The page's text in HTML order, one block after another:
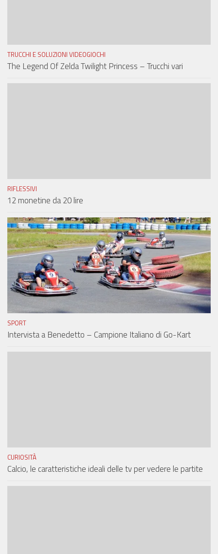
TRUCCHI E SOLUZIONI VIDEOGIOCHI
The Legend Of Zelda Twilight Princess – Trucchi vari
RIFLESSIVI
12 monetine da 20 lire
SPORT
Intervista a Benedetto – Campione Italiano di Go-Kart
CURIOSITÀ
Calcio, le caratteristiche ideali delle tv per vedere le partite